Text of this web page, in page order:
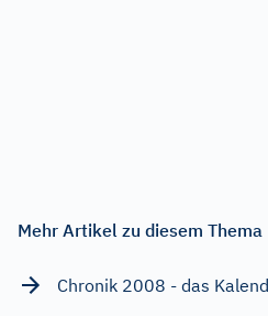
Mehr Artikel zu diesem Thema
Chronik 2008 - das